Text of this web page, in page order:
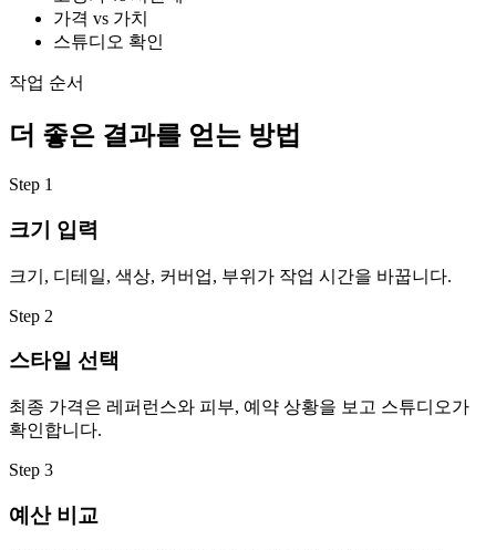
가격 vs 가치
스튜디오 확인
작업 순서
더 좋은 결과를 얻는 방법
Step 1
크기 입력
크기, 디테일, 색상, 커버업, 부위가 작업 시간을 바꿉니다.
Step 2
스타일 선택
최종 가격은 레퍼런스와 피부, 예약 상황을 보고 스튜디오가
확인합니다.
Step 3
예산 비교